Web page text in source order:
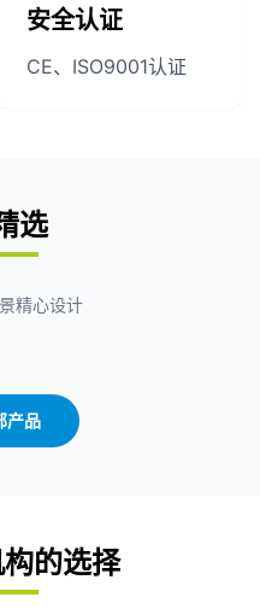
安全认证
CE、ISO9001认证
选
精心设计
产品
的选择